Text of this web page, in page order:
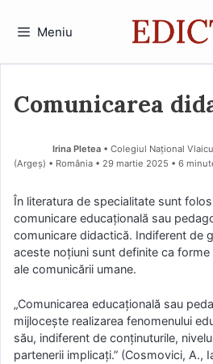
Meniu
Comunicarea
Irina Pletea • Colegiul Național
(Argeş) • România
29 martie 2025 • 6
În literatura de specialitate sunt
comunicare educațională sau
comunicare didactică. Indiferent de
aceste noțiuni sunt definite ca
ale comunicării umane.
„Comunicarea educațională sau
mijlocește realizarea fenomenului
său, indiferent de conţinuturile,
partenerii implicaţi.” (Cosmovici, A.,